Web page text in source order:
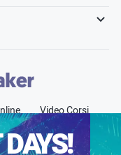
Video Corsi
siamo
Contatti